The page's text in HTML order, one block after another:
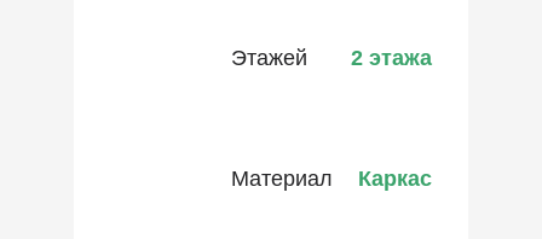
Этажей 2 этажа
Материал Каркас